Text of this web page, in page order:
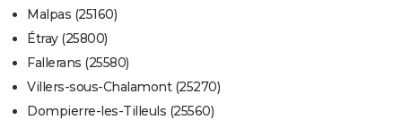
Malpas (25160)
Étray (25800)
Fallerans (25580)
Villers-sous-Chalamont (25270)
Dompierre-les-Tilleuls (25560)